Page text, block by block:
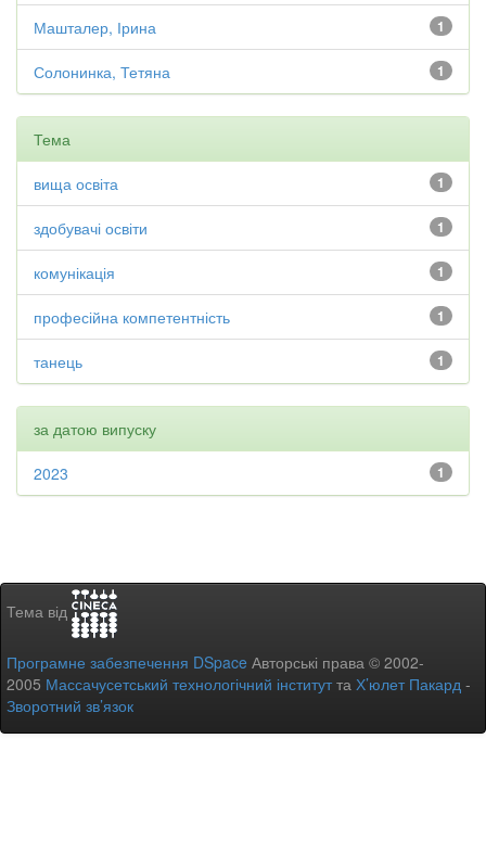
1
Машталер, Ірина
1
Солонинка, Тетяна
Тема
1
вища освіта
1
здобувачі освіти
1
комунікація
1
професійна компетентність
1
танець
за датою випуску
1
2023
Тема від
Програмне забезпечення DSpace Авторські права © 2002-
2005 Массачусетський технологічний інститутта Х’юлет Пакард -
Зворотний зв’язок